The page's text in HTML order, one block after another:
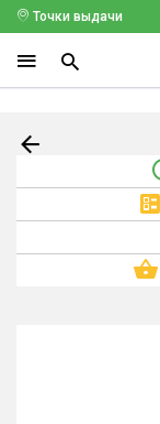
Точки выдачи